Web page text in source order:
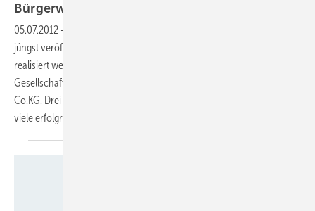
Bürgerwind auf dem
05.07.2012 -
jüngst veröffentlichten Broschüre auf, wie Bürgerwindprojekte
realisiert werden können. Dafür kommen in der Regel zwei
Gesellschaftsformen infrage: eine Genossenschaft oder eine GmbH &
Co.KG. Drei Windparkprojekte in Deutschland werden beispielhaft für
viele erfolgreiche Initiativen ausführlich